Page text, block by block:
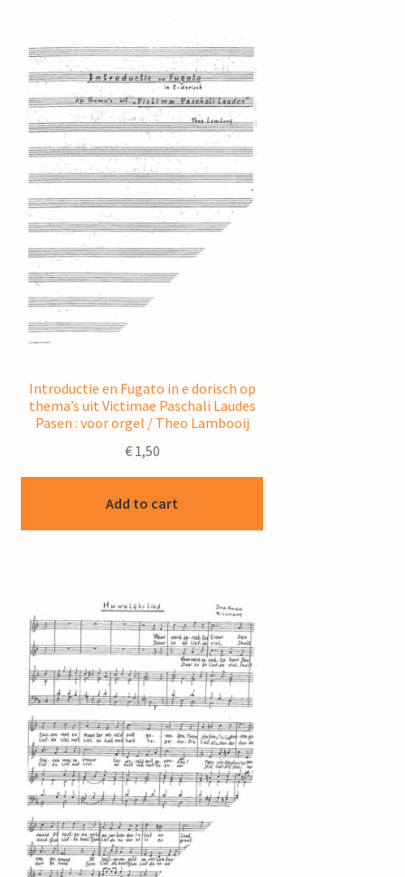
Introductie en Fugato in e dorisch op
thema’s uit Victimae Paschali Laudes
Pasen : voor orgel / Theo Lambooij
€1,50
Add to cart